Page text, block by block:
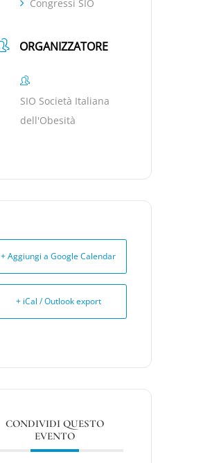
Congressi SIO
ORGANIZZATORE
SIO Società Italiana
dell'Obesità
+ Aggiungi a Google Calendar
+ iCal / Outlook export
CONDIVIDI QUESTO
EVENTO